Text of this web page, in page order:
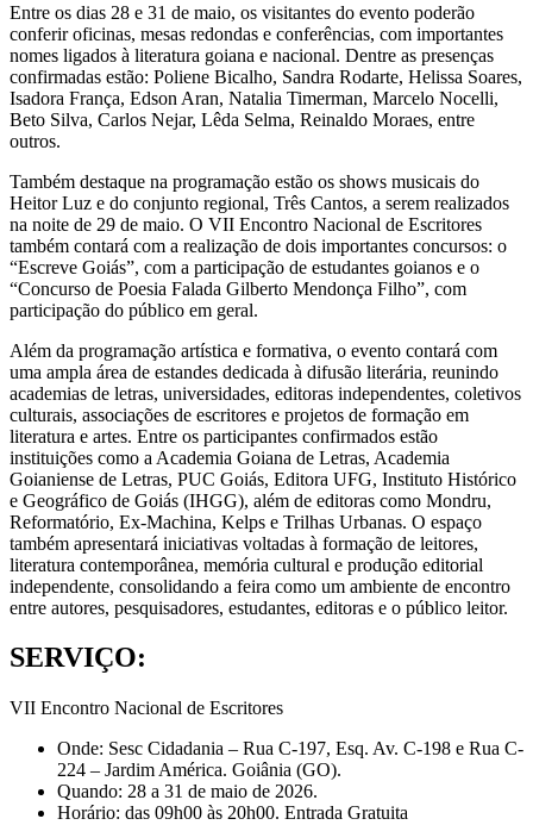
Entre os dias 28 e 31 de maio, os visitantes do evento poderão
conferir oficinas, mesas redondas e conferências, com importantes
nomes ligados à literatura goiana e nacional. Dentre as presenças
confirmadas estão: Poliene Bicalho, Sandra Rodarte, Helissa Soares,
Isadora França, Edson Aran, Natalia Timerman, Marcelo Nocelli,
Beto Silva, Carlos Nejar, Lêda Selma, Reinaldo Moraes, entre
outros.
Também destaque na programação estão os shows musicais do
Heitor Luz e do conjunto regional, Três Cantos, a serem realizados
na noite de 29 de maio. O VII Encontro Nacional de Escritores
também contará com a realização de dois importantes concursos: o
“Escreve Goiás”, com a participação de estudantes goianos e o
“Concurso de Poesia Falada Gilberto Mendonça Filho”, com
participação do público em geral.
Além da programação artística e formativa, o evento contará com
uma ampla área de estandes dedicada à difusão literária, reunindo
academias de letras, universidades, editoras independentes, coletivos
culturais, associações de escritores e projetos de formação em
literatura e artes. Entre os participantes confirmados estão
instituições como a Academia Goiana de Letras, Academia
Goianiense de Letras, PUC Goiás, Editora UFG, Instituto Histórico
e Geográfico de Goiás (IHGG), além de editoras como Mondru,
Reformatório, Ex-Machina, Kelps e Trilhas Urbanas. O espaço
também apresentará iniciativas voltadas à formação de leitores,
literatura contemporânea, memória cultural e produção editorial
independente, consolidando a feira como um ambiente de encontro
entre autores, pesquisadores, estudantes, editoras e o público leitor.
SERVIÇO:
VII Encontro Nacional de Escritores
Onde: Sesc Cidadania – Rua C-197, Esq. Av. C-198 e Rua C-
224 – Jardim América. Goiânia (GO).
Quando: 28 a 31 de maio de 2026.
Horário: das 09h00 às 20h00. Entrada Gratuita